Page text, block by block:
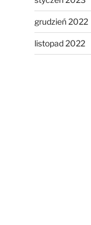
grudzień 2022
listopad 2022